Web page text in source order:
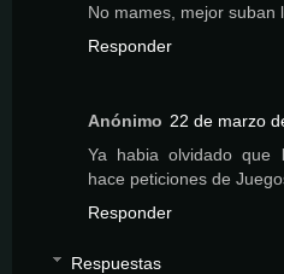
No mames, mejor suban
Responder
Anónimo 22 de marzo
Ya habia olvidado que
hace peticiones de
Responder
Respuestas